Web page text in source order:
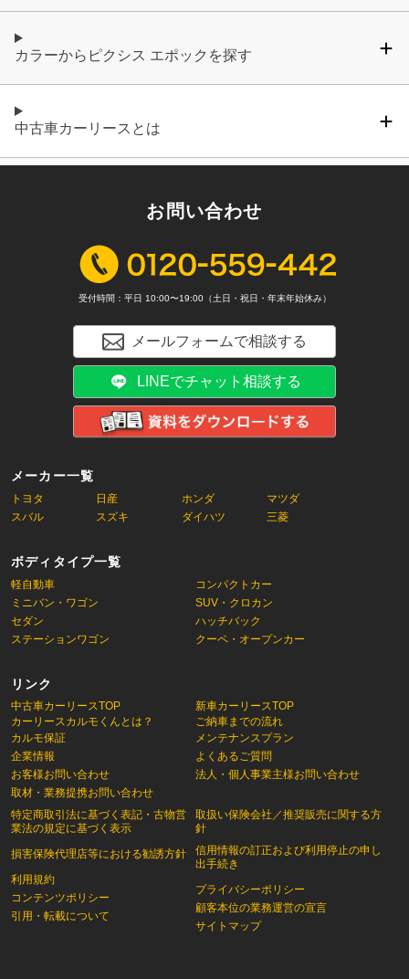
カラーからピクシス エポックを探す
中古車カーリースとは
メーカー一覧
トヨタ 日産 ホンダ
マツダ
スバル
スズキ ダイハツ 三菱
ボディタイプ一覧
軽自動車
コンパクトカー
ミニバン・ワゴン
SUV・クロカン
セダン
ハッチバック
ステーションワゴン
クーペ・オープンカー
リンク
中古車カーリースTOP
カーリースカルモくんとは？
新車カーリースTOP
ご納車までの流れ
カルモ保証
企業情報
お客様お問い合わせ
取材・業務提携お問い合わせ
特定商取引法に基づく表記・古物営
業法の規定に基づく表示
損害保険代理店等における勧誘方針
利用規約
コンテンツポリシー
引用・転載について
メンテナンスプラン
よくあるご質問
法人・個人事業主様お問い合わせ
取扱い保険会社／推奨販売に関する方
針
信用情報の訂正および利用停止の申し
出手続き
プライバシーポリシー
顧客本位の業務運営の宣言
サイトマップ
お問い合わせ
受付時間：平日 10:00〜19:00（土日・祝日・年末年始休み）
メールフォームで相談する
LINEでチャット相談する